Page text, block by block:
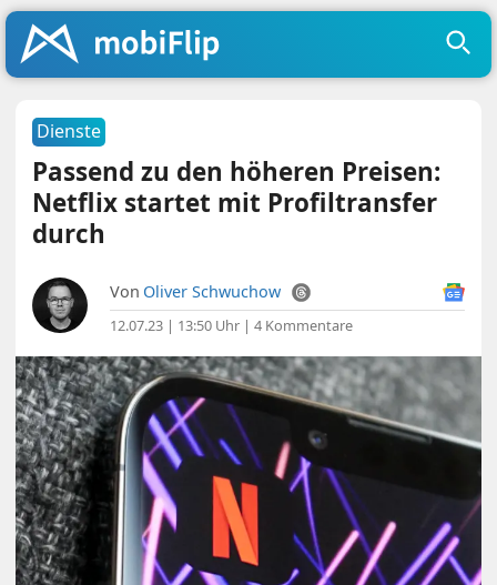
Dienste
Passend zu den höheren Preisen:
Netflix startet mit Profiltransfer
durch
Von Oliver Schwuchow
12.07.23 | 13:50 Uhr |4 Kommentare